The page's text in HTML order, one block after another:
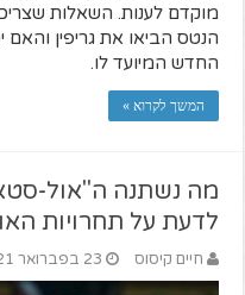
מוקדם לענות. השאלות
הנטס הביאו את גריפין
החדש המיועד לו.
המשך לקרוא »
מה נשתנה ה"אול-
לדעת על תחרויות
חיים קיסוס 23 בפברואר 2021